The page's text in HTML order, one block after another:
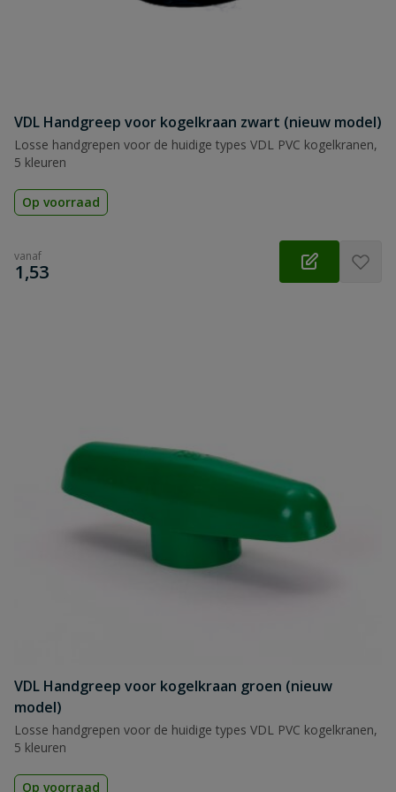
VDL Handgreep voor kogelkraan zwart (nieuw model)
Losse handgrepen voor de huidige types VDL PVC kogelkranen,
5 kleuren
Op voorraad
vanaf
€
1,53
VDL Handgreep voor kogelkraan groen (nieuw
model)
Losse handgrepen voor de huidige types VDL PVC kogelkranen,
5 kleuren
Op voorraad